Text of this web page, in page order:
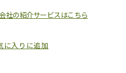
社の紹介サービスはこちら
に入りに追加